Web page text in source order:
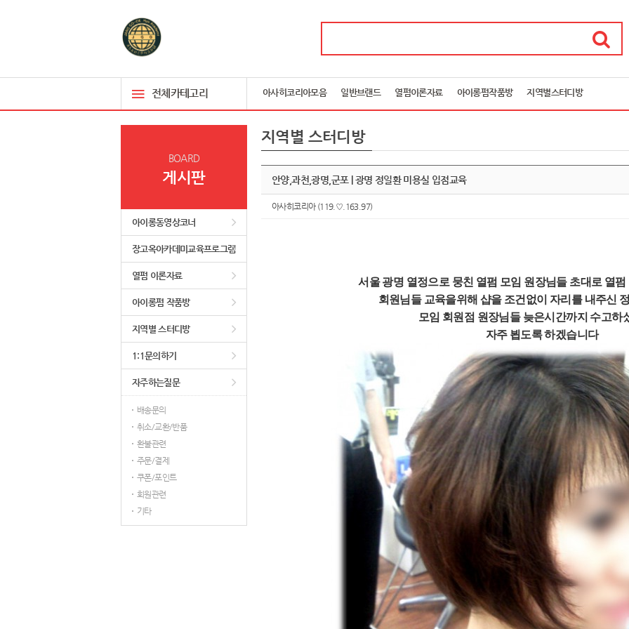
전체카테고리 아사히코리아모음 일반브랜드 열펌이론자료 아이롱펌작품방 지역별스터디방
BOARD
게시판
아이롱동영상코너
장고옥아카데미교육프로그램
열펌 이론자료
아이롱펌 작품방
지역별 스터디방
1:1문의하기
자주하는질문
배송문의
취소/교환/반품
환불관련
주문/결제
쿠폰/포인트
회원관련
기타
지역별 스터디방
안양,과천,광명,군포 | 광명 정일환 미용실 입점교육
아사히코리아(119.♡.163.97)
서울 광명 열정으로 뭉친 열펌 모임 원장님들 초대로 열
회원님들 교육을위해 샵을 조건없이 자리를 내주신
모임 회원점 원장님들 늦은시간까지 수고하
자주 뵙도록 하겠습니다